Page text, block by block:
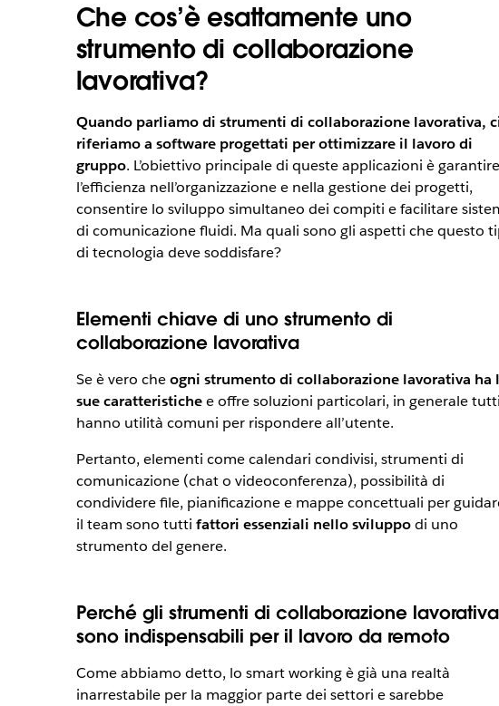
Che cos’è esattamente uno
strumento di collaborazione
lavorativa?
Quando parliamo di strumenti di collaborazione lavorativa,
riferiamo a software progettati per ottimizzare il lavoro di
gruppo. L’obiettivo principale di queste applicazioni è garantire
l’efficienza nell’organizzazione e nella gestione dei progetti,
consentire lo sviluppo simultaneo dei compiti e facilitare
di comunicazione fluidi. Ma quali sono gli aspetti che questo
di tecnologia deve soddisfare?
Elementi chiave di uno strumento di
collaborazione lavorativa
Se è vero cheogni strumento di collaborazione lavorativa ha
sue caratteristichee offre soluzioni particolari, in generale tutti
hanno utilità comuni per rispondere all’utente.
Pertanto, elementi come calendari condivisi, strumenti di
comunicazione (chat o videoconferenza), possibilità di
condividere file, pianificazione e mappe concettuali per
il team sono tutti fattori essenziali nello sviluppodi uno
strumento del genere.
Perché gli strumenti di collaborazione lavorativa
sono indispensabili per il lavoro da remoto
Come abbiamo detto, lo smart working è già una realtà
inarrestabile per la maggior parte dei settori e sarebbe